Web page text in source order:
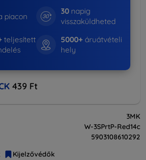
piacon
30 napig
visszaküldheted
teljesített
5000+ áruátvételi
hely
439 Ft
3MK
W-3SPrtP-Red14c
5903108610292
Kijelzővédők